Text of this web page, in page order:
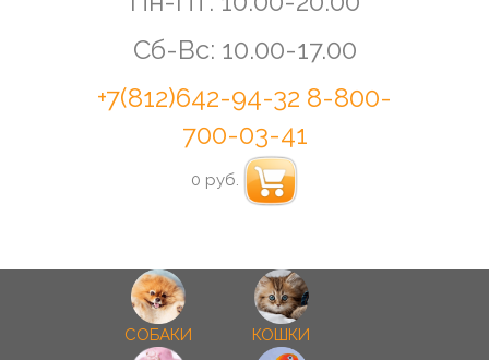
Сб-Вс: 10.00-17.00
+7(812)642-94-32 8-800-
700-03-41
0 руб.
СОБАКИ КОШКИ